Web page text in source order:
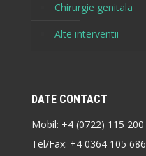
Chirurgie genitala
Alte interventii
DATE CONTACT
Mobil: +4 (0722) 115 200
Tel/Fax: +4 0364 105 686